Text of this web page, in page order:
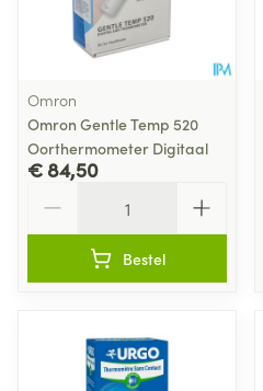
Omron
Omron Gentle Temp 520
Oorthermometer Digitaal
€ 84,50
Bestel